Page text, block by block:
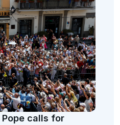
| Pope calls for